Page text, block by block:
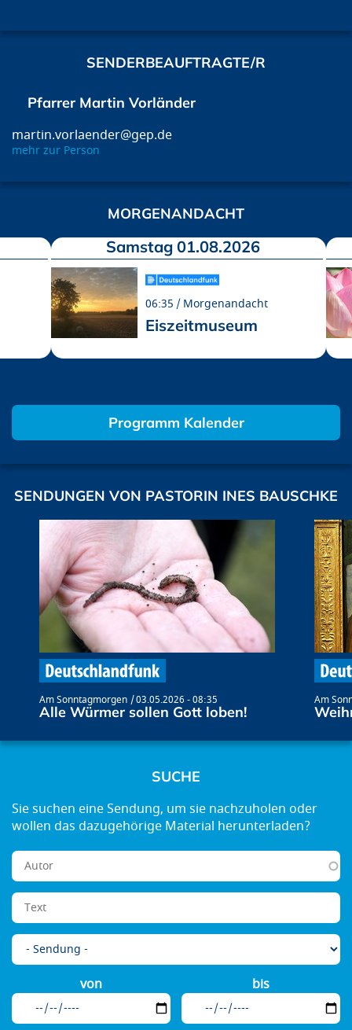
SENDERBEAUFTRAGTE/R
Pfarrer Martin Vorländer
martin.vorlaender@gep.de
mehr zur Person
MORGENANDACHT
Samstag 01.08.2026
06:35 Morgenandacht
Eiszeitmuseum
Programm Kalender
SENDUNGEN VON PASTORIN INES BAUSCHKE
Am Sonntagmorgen 03.05.2026 - 08:35
Alle Würmer sollen Gott loben!
Am
SUCHE
von bis